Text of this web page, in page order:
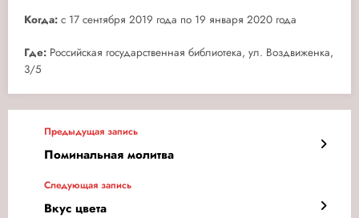
Когда: c 17 сентября 2019 года по 19 января 2020 года
Где: Российская государственная библиотека, ул. Воздвиженка,
3/5
Предыдущая запись
Поминальная молитва
Следующая запись
Вкус цвета